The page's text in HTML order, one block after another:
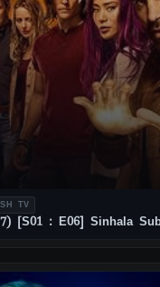
TV
[S01 : E06] Sinhala